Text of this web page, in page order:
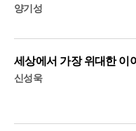
양기성
세상에서 가장 위대한 이
신성욱